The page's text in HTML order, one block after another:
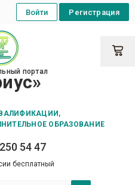
портал
ОБРАЗОВАНИЕ
54 47
бесплатный
Регистрация
Войти